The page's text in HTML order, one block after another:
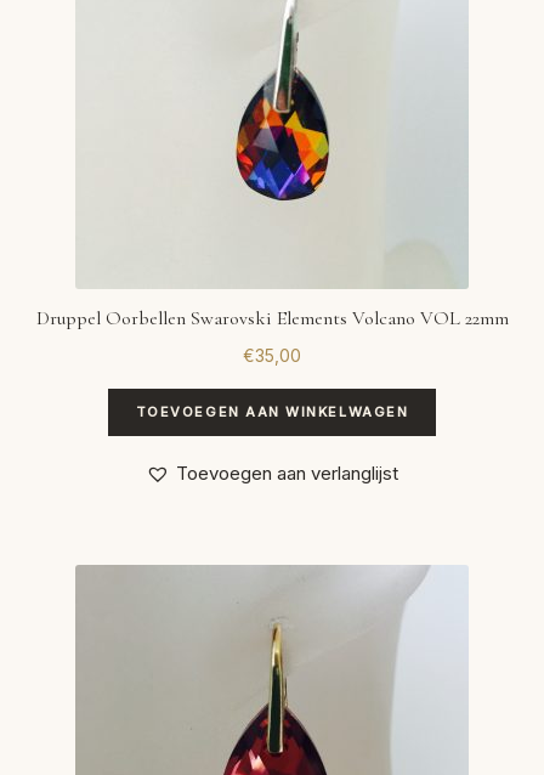
Druppel Oorbellen Swarovski Elements Volcano VOL 22mm
€35,00
TOEVOEGEN AAN WINKELWAGEN
Toevoegen aan verlanglijst